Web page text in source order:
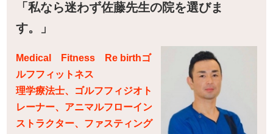
「私なら迷わず佐藤先生の院を選びま
す。」
Medical Fitness Re birthゴ
ルフフィットネス
理学療法士、ゴルフフィジオト
レーナー、アニマルフローイン
ストラクター、ファスティング